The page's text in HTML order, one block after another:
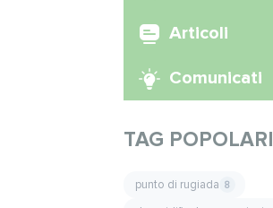
Articoli
Comunicati
TAG POPOLARI
punto di rugiada 8